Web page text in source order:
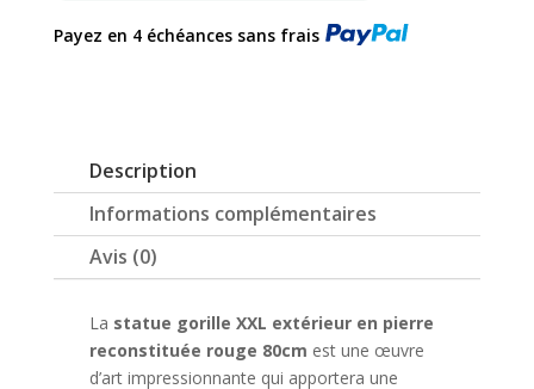
reconstituée
Payez en 4 échéances sans frais
Description
Informations complémentaires
Avis (0)
La statue gorille XXL extérieur en pierre
reconstituée rouge 80cm est une œuvre
d’art impressionnante qui apportera une